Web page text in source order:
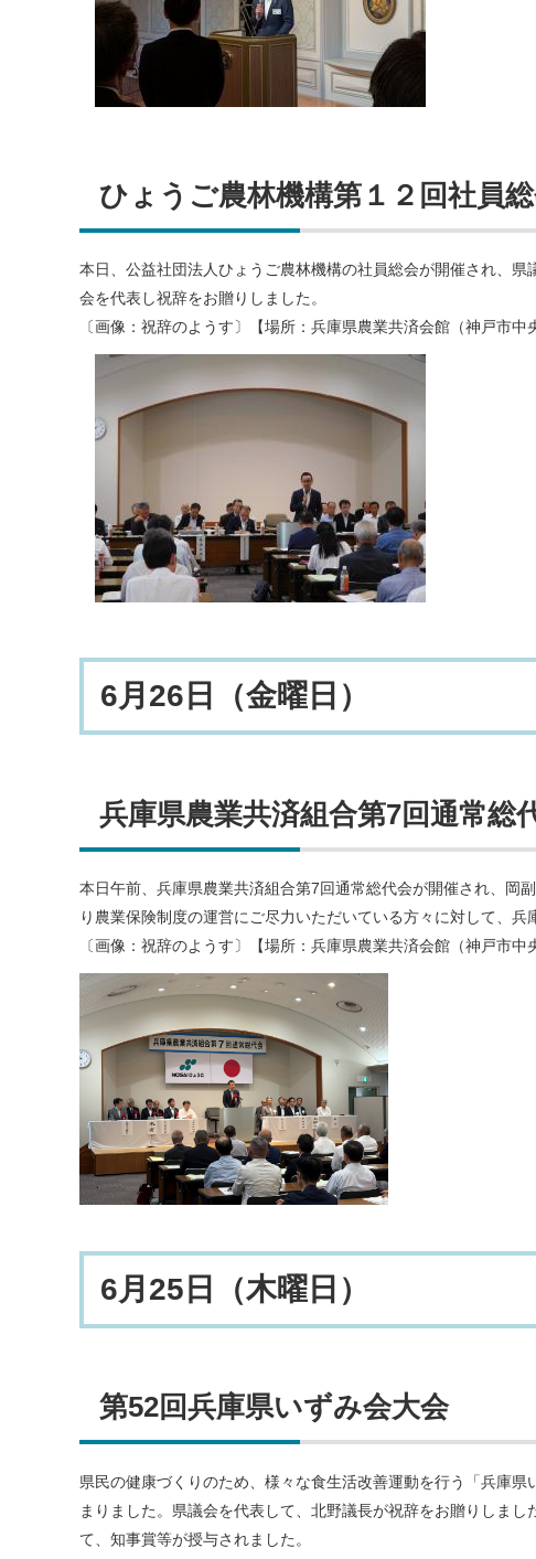
ひょうご農林機構第１２回社員
本日、公益社団法人ひょうご農林機構の社員総会が開催され、
会を代表し祝辞をお贈りしました。
〔画像：祝辞のようす〕【場所：兵庫県農業共済会館（神戸市中
6月26日（金曜日）
兵庫県農業共済組合第7回通常総
本日午前、兵庫県農業共済組合第7回通常総代会が開催され、岡
り農業保険制度の運営にご尽力いただいている方々に対して、
〔画像：祝辞のようす〕【場所：兵庫県農業共済会館（神戸市中
6月25日（木曜日）
第52回兵庫県いずみ会大会
県民の健康づくりのため、様々な食生活改善運動を行う「兵庫
まりました。県議会を代表して、北野議長が祝辞をお贈りしま
て、知事賞等が授与されました。